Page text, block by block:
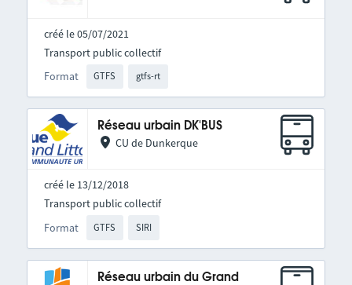
créé le 05/07/2021
Format GTFS gtfs-rt
Transport public collectif
Réseau urbain DK'BUS
CU de Dunkerque
créé le 13/12/2018
Format GTFS SIRI
Transport public collectif
Réseau urbain du Grand